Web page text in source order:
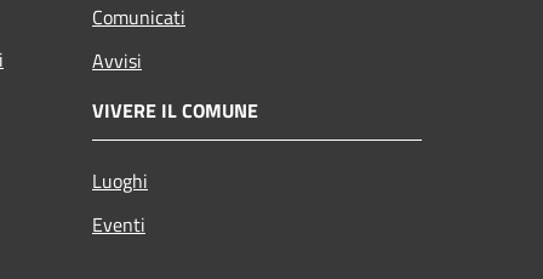
Comunicati
Avvisi
VIVERE IL COMUNE
Luoghi
Eventi